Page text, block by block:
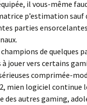
il vous-même
p’estimation
parties
champions de quelques
jouer vers certains
comprimée-
mien logiciel continue
des autres gaming,